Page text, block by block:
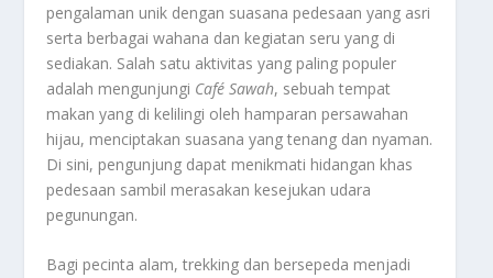
pengalaman unik dengan suasana pedesaan yang asri
serta berbagai wahana dan kegiatan seru yang di
sediakan. Salah satu aktivitas yang paling populer
adalah mengunjungi Café Sawah, sebuah tempat
makan yang di kelilingi oleh hamparan persawahan
hijau, menciptakan suasana yang tenang dan nyaman.
Di sini, pengunjung dapat menikmati hidangan khas
pedesaan sambil merasakan kesejukan udara
pegunungan.
Bagi pecinta alam, trekking dan bersepeda menjadi